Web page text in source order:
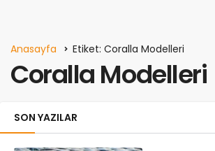
Anasayfa Etiket: Coralla Modelleri
Coralla Modelleri
SON YAZILAR